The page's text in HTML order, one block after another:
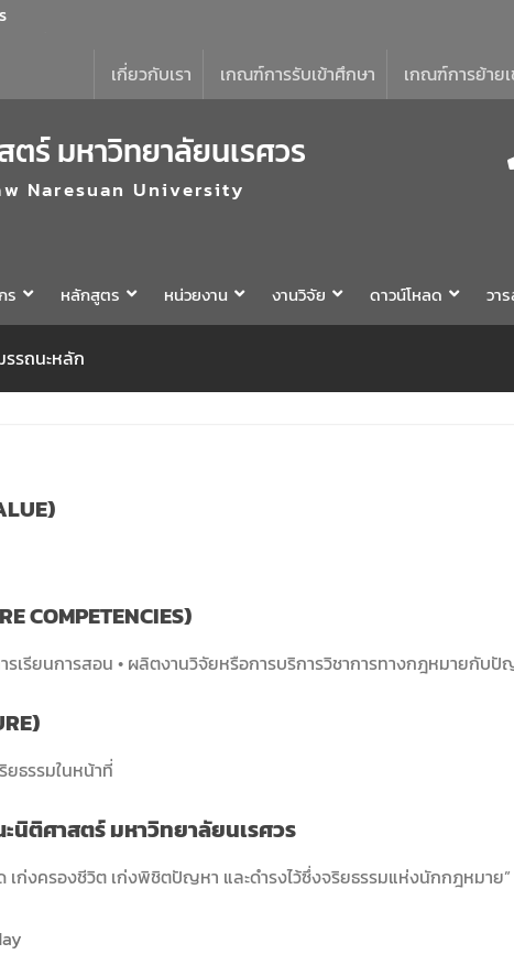
วร จัด
าวิทยาลัย
ขึ้นสำหรับ
ารอุตสาหกรรม
รทำงานที่
ภายในกลุ่ม
วร จัด
จาก รอง
บันดาลชัย
โอวาทแก่นิสิต
โชคบันดาลชัย
าสตร์ เพื่อ
ทุกฝ่ายเข้า
วามพร้อมการ
ยทางกฎหมาย
ขียนในทาง
าคารคณะ
เกี่ยวกับเรา เกณฑ์การรับเข้าศึกษา เกณฑ์การย้าย
ร์ มหาวิทยาลัยนเรศวร
Naresuan University
ร หลักสูตร หน่วยงาน งานวิจัย ดาวน์โหลด วา
รถนะหลัก
COMPETENCIES)
รเรียนการสอน • ผลิตงานวิจัยหรือการบริการวิชาการทางกฎหมายกับ
ยธรรมในหน้าที่
ติศาสตร์ มหาวิทยาลัยนเรศวร
เก่งครองชีวิต เก่งพิชิตปัญหา และดำรงไว้ซึ่งจริยธรรมแห่งนักกฎหมาย”